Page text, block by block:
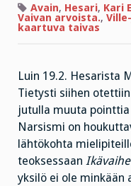
Avain, Hesari, Kari
Vaivan arvoista.,
kaartuva taivas
Luin 19.2. Hesarista
Tietysti siihen
jutulla muuta
Narsismi on
lähtökohta
teoksessaan
yksilö ei ole